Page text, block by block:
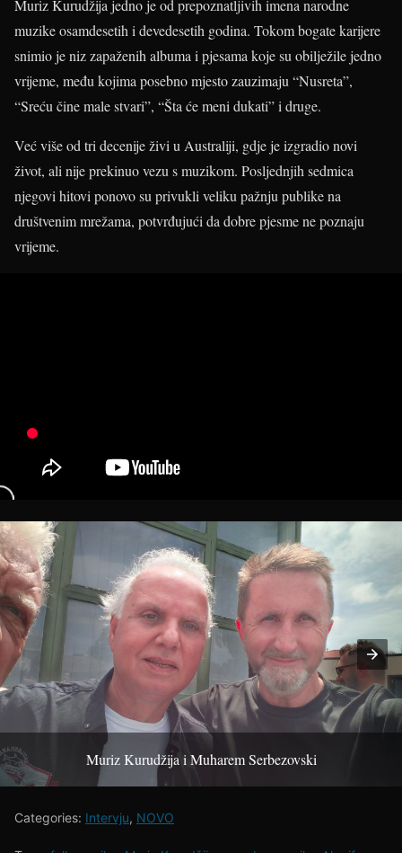
Muriz Kurudžija jedno je od prepoznatljivih imena narodne
muzike osamdesetih i devedesetih godina. Tokom bogate karijere
snimio je niz zapaženih albuma i pjesama koje su obilježile jedno
vrijeme, među kojima posebno mjesto zauzimaju “Nusreta”,
“Sreću čine male stvari”, “Šta će meni dukati” i druge.
Već više od tri decenije živi u Australiji, gdje je izgradio novi
život, ali nije prekinuo vezu s muzikom. Posljednjih sedmica
njegovi hitovi ponovo su privukli veliku pažnju publike na
društvenim mrežama, potvrđujući da dobre pjesme ne poznaju
vrijeme.
Muriz Kurudžija i Muharem Serbezovski
Categories: Intervju, NOVO